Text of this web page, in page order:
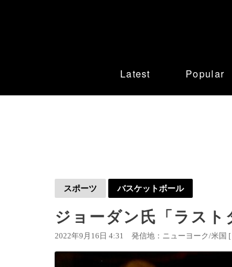
Latest Popular
スポーツ バスケットボール
ジョーダン氏「ラス
2022年9月16日 4:31 発信地：ニューヨーク/米国 [